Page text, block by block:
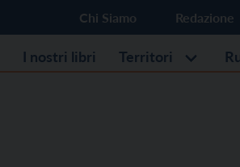
Chi Siamo Redazione
I nostri libri Territori